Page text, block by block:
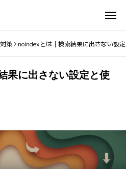
策 noindexとは｜検索結果に出さない設
果に出さない設定と使